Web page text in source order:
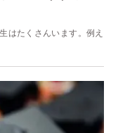
はたくさんいます。例え